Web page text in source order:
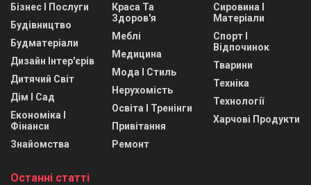
Бізнес І Послуги
Будівництво
Будматеріали
Дизайн Інтер'єрів
Дитячий Світ
Дім І Сад
Економіка І
Фінанси
Знайомства
Краса Та
Здоров'я
Меблі
Медицина
Мода І Стиль
Нерухомість
Освіта І Тренінги
Привітання
Ремонт
Сировина І
Матеріали
Спорт І
Відпочинок
Тварини
Техніка
Технології
Харчові Продукти
Останні статті